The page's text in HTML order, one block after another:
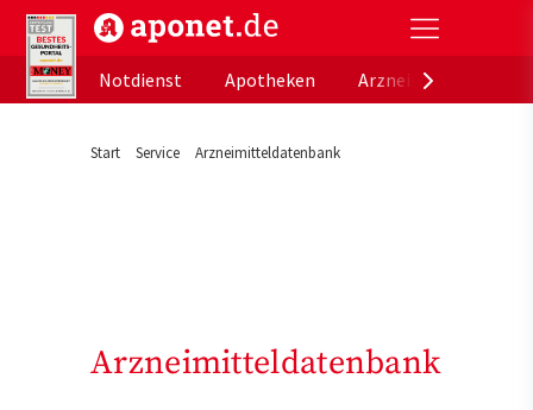
aponet.de - Das offizielle Gesundheitsportal der
Notdienst
Apotheken
Start Service Arzneimitteldatenbank
Arzneimitteldatenbank